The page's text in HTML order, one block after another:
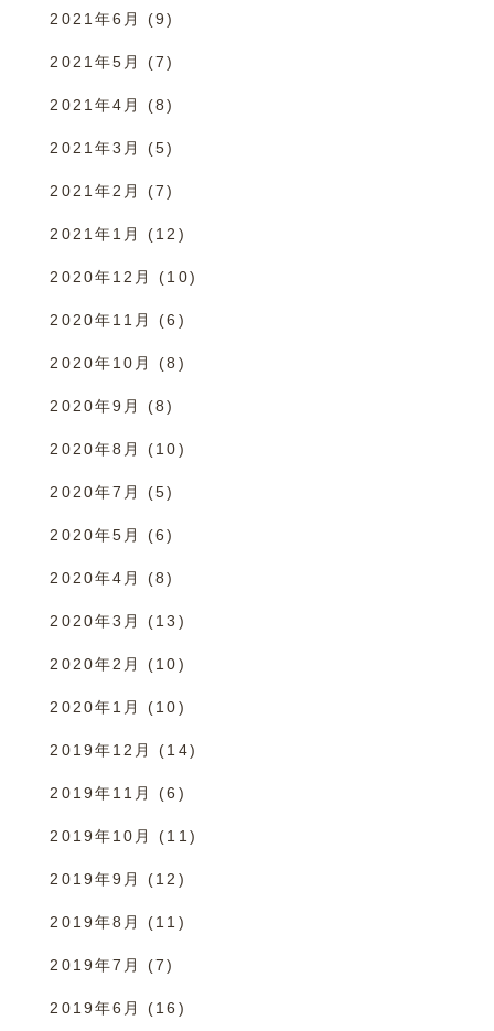
2021年6月 (9)
2021年5月 (7)
2021年4月 (8)
2021年3月 (5)
2021年2月 (7)
2021年1月 (12)
2020年12月 (10)
2020年11月 (6)
2020年10月 (8)
2020年9月 (8)
2020年8月 (10)
2020年7月 (5)
2020年5月 (6)
2020年4月 (8)
2020年3月 (13)
2020年2月 (10)
2020年1月 (10)
2019年12月 (14)
2019年11月 (6)
2019年10月 (11)
2019年9月 (12)
2019年8月 (11)
2019年7月 (7)
2019年6月 (16)